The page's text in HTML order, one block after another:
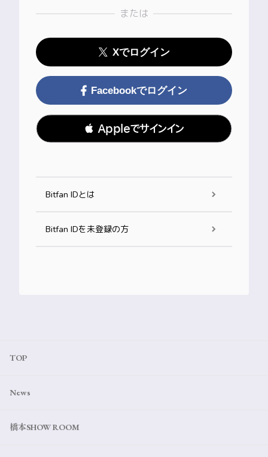
または
Xでログイン
Facebookでログイン
 Appleでサインイン
Bitfan IDとは
Bitfan IDを未登録の方
TOP
News
橋本SHOW ROOM